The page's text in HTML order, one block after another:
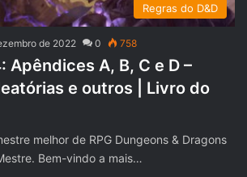
Regras do D&D
de 2022 0 758
Apêndices A, B, C e D –
e outros | Livro do
melhor de RPG Dungeons & Dragons
Bem-vindo a mais…